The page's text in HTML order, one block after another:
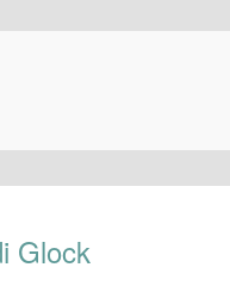
Glock